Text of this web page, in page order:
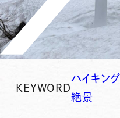
KEYWORD
ハイキング
絶景